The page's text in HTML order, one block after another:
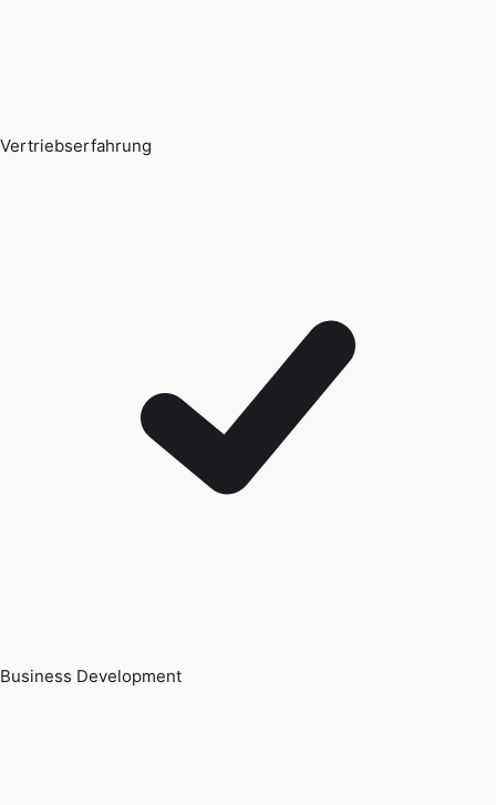
Vertriebserfahrung
Business Development